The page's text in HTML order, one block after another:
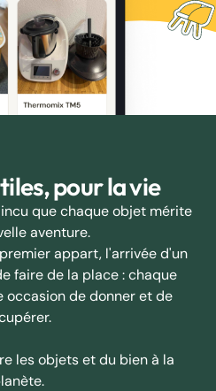
pour la vie
que chaque objet mérite
aventure.
appart, l'arrivée d'un
faire de la place : chaque
occasion de donner et de
les objets et du bien à la